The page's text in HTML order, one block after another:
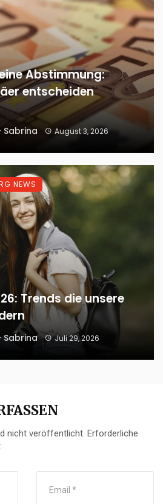
Abstimmung:
entscheiden
Sabrina August 3, 2026
Trends die unsere
Sabrina Juli 29, 2026
NEWS
nicht veröffentlicht. Erforderliche